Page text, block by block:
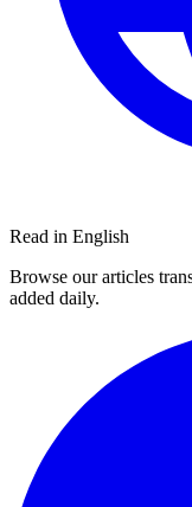
Read in English
Browse our articles
added daily.